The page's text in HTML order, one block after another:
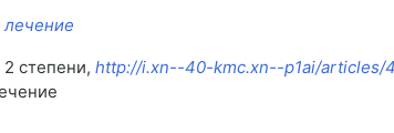
2 степени, http://i.xn--40-kmc.xn--p1ai/articles/